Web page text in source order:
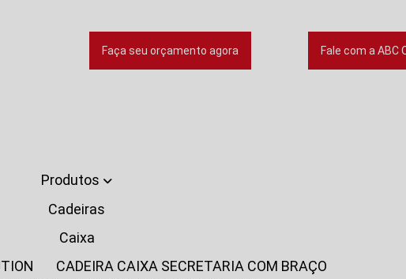
Faça seu orçamento agora Fale com a ABC
Produtos
Cadeiras
Caixa
CADEIRA CAIXA SECRETARIA COM BRAÇO